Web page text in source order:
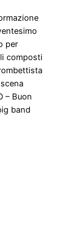
per
composti
– Buon
band